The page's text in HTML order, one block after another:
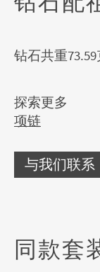
钻石共重
探索更多
项链
与我们联系
同款套